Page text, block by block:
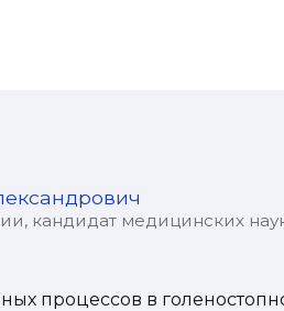
кандидат медицинских
процессов в